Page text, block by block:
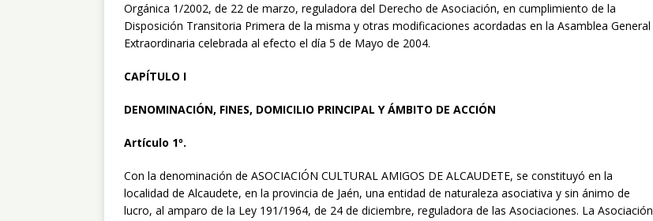
Orgánica 1/2002, de 22 de marzo, reguladora del Derecho de Asociación, en cumplimiento de la
Disposición Transitoria Primera de la misma y otras modificaciones acordadas en la Asamblea General
Extraordinaria celebrada al efecto el día 5 de Mayo de 2004.
CAPÍTULO I
DENOMINACIÓN, FINES, DOMICILIO PRINCIPAL Y ÁMBITO DE ACCIÓN
Artículo 1º.
Con la denominación de ASOCIACIÓN CULTURAL AMIGOS DE ALCAUDETE, se constituyó en la
localidad de Alcaudete, en la provincia de Jaén, una entidad de naturaleza asociativa y sin ánimo de
lucro, al amparo de la Ley 191/1964, de 24 de diciembre, reguladora de las Asociaciones. La Asociación